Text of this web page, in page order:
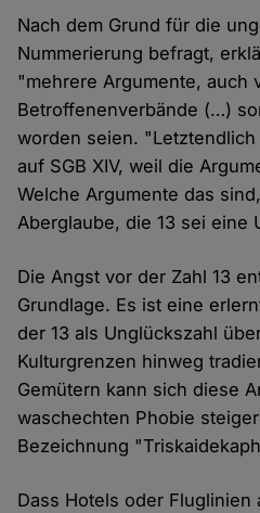
Nach dem Grund für die
Nummerierung befragt,
"mehrere Argumente, auch
Betroffenenverbände (…)
worden seien.
auf SGB XIV, weil die
Welche Argumente das
Aberglaube, die 13 sei eine
Die Angst vor der Zahl 13
Grundlage. Es ist eine
der 13 als Unglückszahl
Kulturgrenzen hinweg
Gemütern kann sich diese
waschechten Phobie
Bezeichnung
Dass Hotels oder Fluglinien